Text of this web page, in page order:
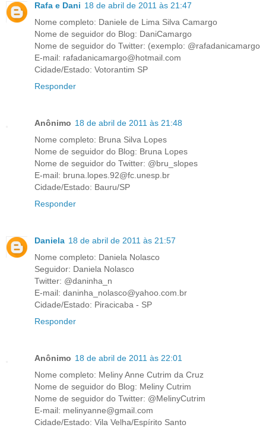
Rafa e Dani 18 de abril de 2011 às 21:47
Nome completo: Daniele de Lima Silva Camargo
Nome de seguidor do Blog: DaniCamargo
Nome de seguidor do Twitter: (exemplo: @rafadanicamargo
E-mail: rafadanicamargo@hotmail.com
Cidade/Estado: Votorantim SP
Responder
Anônimo 18 de abril de 2011 às 21:48
Nome completo: Bruna Silva Lopes
Nome de seguidor do Blog: Bruna Lopes
Nome de seguidor do Twitter: @bru_slopes
E-mail: bruna.lopes.92@fc.unesp.br
Cidade/Estado: Bauru/SP
Responder
Daniela 18 de abril de 2011 às 21:57
Nome completo: Daniela Nolasco
Seguidor: Daniela Nolasco
Twitter: @daninha_n
E-mail: daninha_nolasco@yahoo.com.br
Cidade/Estado: Piracicaba - SP
Responder
Anônimo 18 de abril de 2011 às 22:01
Nome completo: Meliny Anne Cutrim da Cruz
Nome de seguidor do Blog: Meliny Cutrim
Nome de seguidor do Twitter: @MelinyCutrim
E-mail: melinyanne@gmail.com
Cidade/Estado: Vila Velha/Espírito Santo